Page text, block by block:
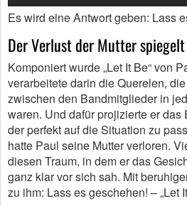
Es wird eine Antwort geben: Lass
Der Verlust der Mutter
Komponiert wurde „Let It Be“ von
verarbeitete darin die Querelen,
zwischen den Bandmitglieder in
waren. Und dafür projizierte er das
der perfekt auf die Situation zu
hatte Paul seine Mutter verloren.
diesen Traum, in dem er das
ganz klar vor sich sah. Mit
zu ihm: Lass es geschehen! – „Let